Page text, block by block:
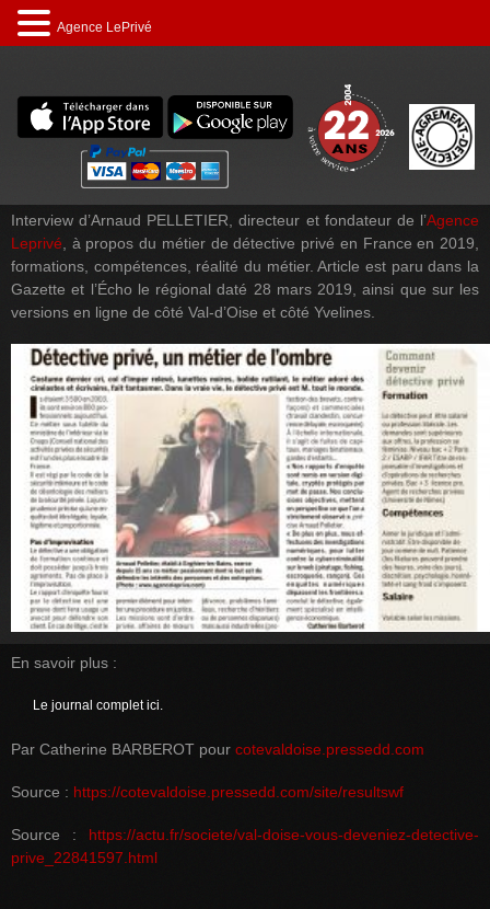
Interview d’Arnaud PELLETIER, directeur et fondateur de l’Agence
Leprivé, à propos du métier de détective privé en France en 2019,
formations, compétences, réalité du métier. Article est paru dans la
Gazette et l’Écho le régional daté 28 mars 2019, ainsi que sur les
versions en ligne de côté Val-d’Oise et côté Yvelines.
En savoir plus :
Le journal complet ici.
Par Catherine BARBEROT pour cotevaldoise.pressedd.com
Source : https://cotevaldoise.pressedd.com/site/resultswf
Source : https://actu.fr/societe/val-doise-vous-deveniez-detective-
prive_22841597.html
Agence LePrivé